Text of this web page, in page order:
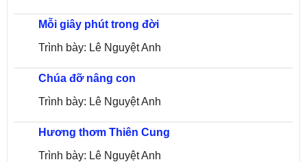
Mỗi giây phút trong đời
Trình bày: Lê Nguyệt Anh
Chúa đỡ nâng con
Trình bày: Lê Nguyệt Anh
Hương thơm Thiên Cung
Trình bày: Lê Nguyệt Anh